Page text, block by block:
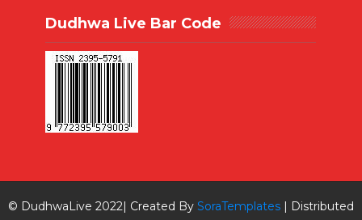
Dudhwa Live Bar Code
© DudhwaLive 2022| Created By SoraTemplates| Distributed